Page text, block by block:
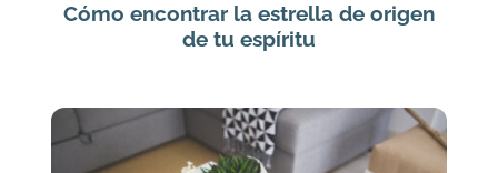
Cómo encontrar la estrella de origen
de tu espíritu